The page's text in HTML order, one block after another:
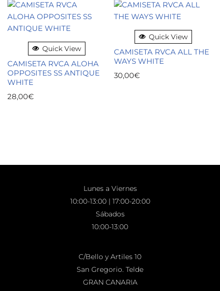
Quick View
CAMISETA RVCA ALOHA
OPPOSITES SS ANTIQUE
WHITE
28,00€
Quick View
CAMISETA RVCA ALL THE
WAYS WHITE
30,00€
Lunes a Viernes
10:00-13:00 | 17:00-20:00
Sábados
10:00-13:00
C/Bello y Artiles 10
San Gregorio. Telde
GRAN CANARIA